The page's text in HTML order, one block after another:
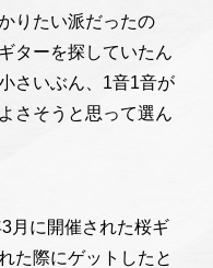
りたい派だったの
ターを探していたん
さいぶん、1音1音が
さそうと思って選ん
月に開催された桜ギ
た際にゲットしたと